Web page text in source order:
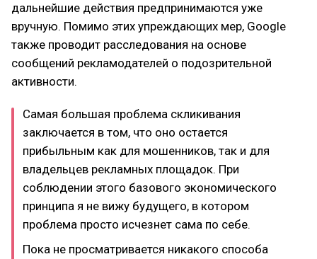
дальнейшие действия предпринимаются уже
вручную. Помимо этих упреждающих мер, Google
также проводит расследования на основе
сообщений рекламодателей о подозрительной
активности.
Самая большая проблема скликивания
заключается в том, что оно остается
прибыльным как для мошенников, так и для
владельцев рекламных площадок. При
соблюдении этого базового экономического
принципа я не вижу будущего, в котором
проблема просто исчезнет сама по себе.
Пока не просматривается никакого способа